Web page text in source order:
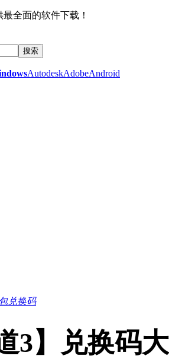
全面的软件下载！
搜索
AutodeskAdobeAndroid
兑换码
3】兑换码